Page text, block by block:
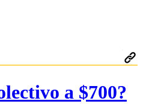
a $700?